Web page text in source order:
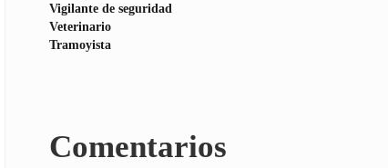
Vigilante de seguridad
Veterinario
Tramoyista
Comentarios